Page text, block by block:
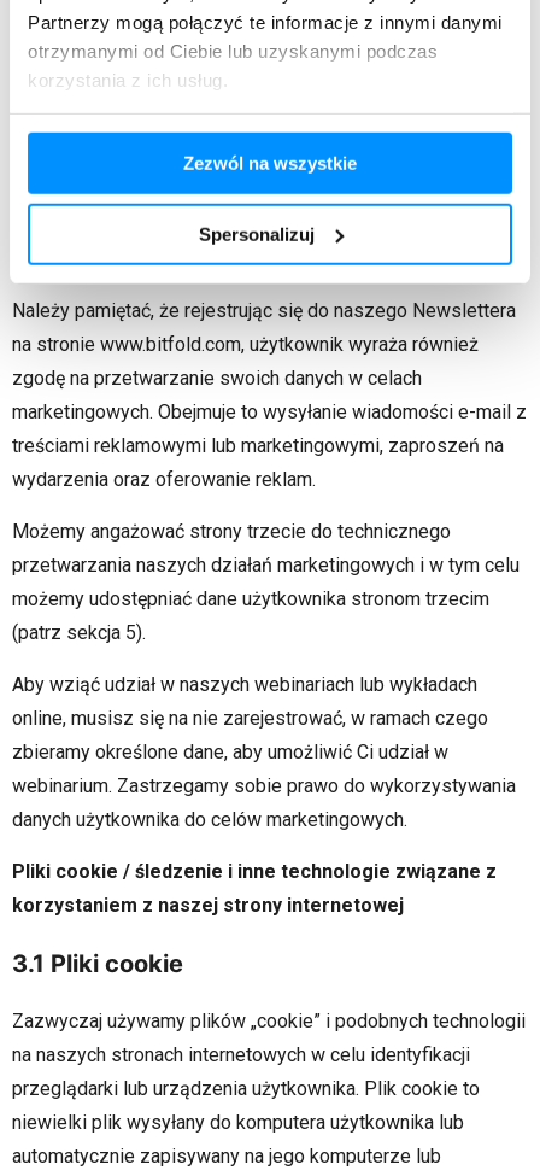
Partnerzy mogą połączyć te informacje z innymi danymi
otrzymanymi od Ciebie lub uzyskanymi podczas
korzystania z ich usług.
Zezwól na wszystkie
Spersonalizuj
W związku z wysyłką Newslettera rejestrujemy plik
adresowy, temat i liczbę wysłanych Newsletterów. W
które wysłano Newsletter, oraz to, czy wysyłka zakończyła
się powodzeniem, czy niepowodzeniem. Oczywiście te dane
osobowe są przetwarzane wyłącznie w celu poprawy treści i
struktury Newslettera.
Należy pamiętać, że rejestrując się do naszego Newslettera
na stronie www.bitfold.com, użytkownik wyraża również
zgodę na przetwarzanie swoich danych w celach
marketingowych. Obejmuje to wysyłanie wiadomości e-mail z
treściami reklamowymi lub marketingowymi, zaproszeń na
wydarzenia oraz oferowanie reklam.
Możemy angażować strony trzecie do technicznego
przetwarzania naszych działań marketingowych i w tym celu
możemy udostępniać dane użytkownika stronom trzecim
(patrz sekcja 5).
Aby wziąć udział w naszych webinariach lub wykładach
online, musisz się na nie zarejestrować, w ramach czego
zbieramy określone dane, aby umożliwić Ci udział w
webinarium. Zastrzegamy sobie prawo do wykorzystywania
danych użytkownika do celów marketingowych.
Pliki cookie / śledzenie i inne technologie związane z
korzystaniem z naszej strony internetowej
3.1 Pliki cookie
Zazwyczaj używamy plików „cookie” i podobnych technologii
na naszych stronach internetowych w celu identyfikacji
przeglądarki lub urządzenia użytkownika. Plik cookie to
niewielki plik wysyłany do komputera użytkownika lub
automatycznie zapisywany na jego komputerze lub